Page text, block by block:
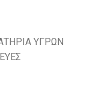
ΥΓΡΩΝ